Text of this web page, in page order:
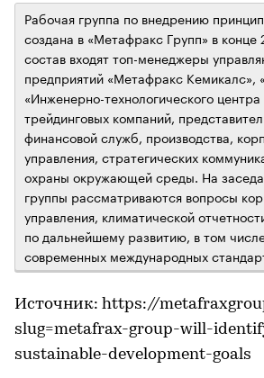
Рабочая группа по внедрению
создана в «Метафракс Групп» в конце
состав входят топ-менеджеры
предприятий «Метафракс Кемикалс»,
«Инженерно-технологического
трейдинговых компаний,
финансовой служб, производства,
управления, стратегических
охраны окружающей среды. На
группы рассматриваются вопросы
управления, климатической
по дальнейшему развитию, в том
современных международных
Источник: https://
slug=metafrax-group-will-
sustainable-development-goals